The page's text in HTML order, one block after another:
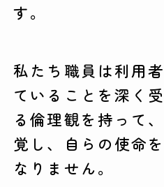
す。
私たち職員は利用
ていることを深く
る倫理観を持って
覚し、自らの使命
なりません。